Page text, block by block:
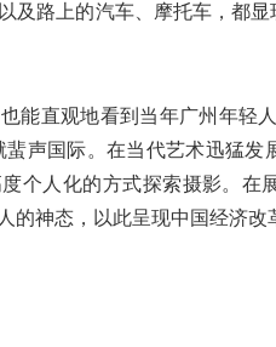
及路上的汽车、摩托车，都
能直观地看到当年广州年轻
蜚声国际。在当代艺术迅猛
个人化的方式探索摄影。在
的神态，以此呈现中国经济改